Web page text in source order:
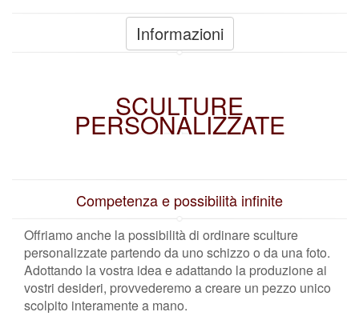
Informazioni
SCULTURE
PERSONALIZZATE
Competenza e possibilità infinite
Offriamo anche la possibilità di ordinare sculture
personalizzate partendo da uno schizzo o da una foto.
Adottando la vostra idea e adattando la produzione ai
vostri desideri, provvederemo a creare un pezzo unico
scolpito interamente a mano.